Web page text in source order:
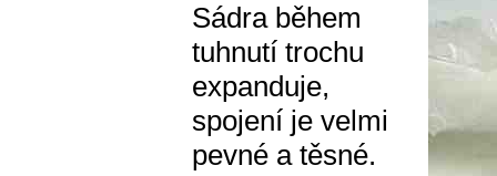
Sádra během
tuhnutí trochu
expanduje,
spojení je velmi
pevné a těsné.